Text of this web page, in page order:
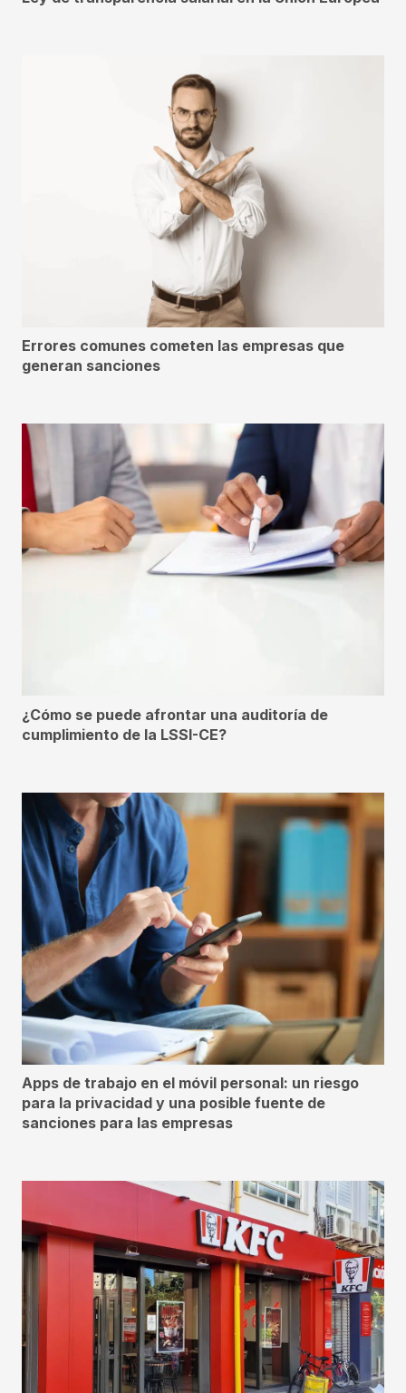
Errores comunes cometen las empresas que
generan sanciones
¿Cómo se puede afrontar una auditoría de
cumplimiento de la LSSI-CE?
Apps de trabajo en el móvil personal: un riesgo
para la privacidad y una posible fuente de
sanciones para las empresas